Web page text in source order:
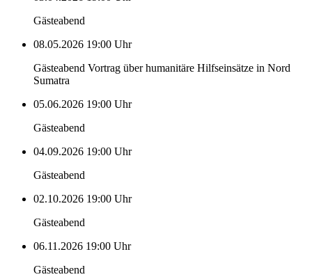
Gästeabend
08.05.2026 19:00 Uhr
Gästeabend Vortrag über humanitäre Hilfseinsätze in Nord
Sumatra
05.06.2026 19:00 Uhr
Gästeabend
04.09.2026 19:00 Uhr
Gästeabend
02.10.2026 19:00 Uhr
Gästeabend
06.11.2026 19:00 Uhr
Gästeabend